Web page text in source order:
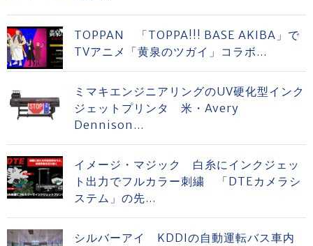
TOPPAN 「TOPPA!!! BASE AKIBA」で
TVアニメ「黄泉のツガイ」コラボ...
ミマキエンジニアリングのUV硬化型インク
ジェットプリンタ 米・Avery
Dennison...
イメージ・マジック 白糸にインクジェッ
ト出力でフルカラー刺繍 「DTEカメラシ
ステム」の先...
シルバーアイ KDDIの自動運転バス車内